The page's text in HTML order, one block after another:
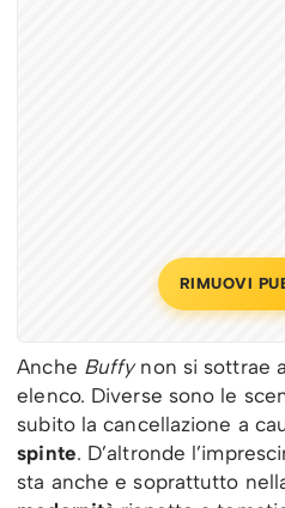
RIMUOVI
Anche Buffynon si sottrae
elenco. Diverse sono le
subito la cancellazione a
spinte. D’altronde
sta anche e soprattutto